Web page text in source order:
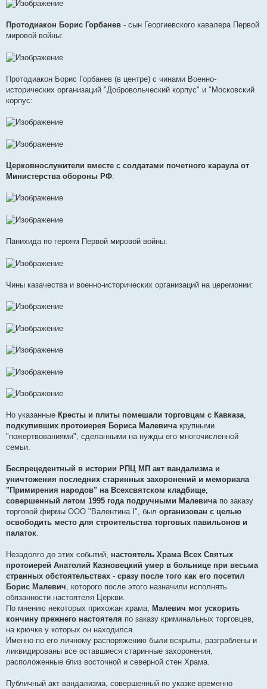
Протодиакон Борис Горбанев - сын Георгиевского кавалера Первой
мировой войны:
Протодиакон Борис Горбанев (в центре) с чинами Военно-
исторических организаций "Добровольческий корпус" и "Московский
корпус:
Церковнослужители вместе с солдатами почетного караула от
Министерства обороны РФ:
Панихида по героям Первой мировой войны:
Чины казачества и военно-исторических организаций на церемонии:
Но указанные Кресты и плиты помешали торговцам с Кавказа,
подкупивших протоиерея Бориса Малевичакрупными
"пожертвованиями", сделанными на нужды его многочисленной
семьи.
Беспрецедентный в истории РПЦ МП акт вандализма и
уничтожения последних старинных захоронений и мемориала
"Примирения народов" на Всехсвятском кладбище,
совершенный летом 1995 года подручными Малевичапо заказу
торговой фирмы ООО "Валентина I", был организован с целью
освободить место для строительства торговых павильонов и
палаток.
Незадолго до этих событий, настоятель Храма Всех Святых
протоиерей Анатолий Казновецкий умер в больнице при весьма
странных обстоятельствах - сразу после того как его посетил
Борис Малевич, которого после этого назначили исполнять
обязанности настоятеля Церкви.
По мнению некоторых прихожан храма, Малевич мог ускорить
кончину прежнего настоятеля по заказу криминальных торговцев,
на крючке у которых он находился.
Именно по его личному распоряжению были вскрыты, разграблены и
ликвидированы все оставшиеся старинные захоронения,
расположенные близ восточной и северной стен Храма.
Публичный акт вандализма, совершенный по указке временно